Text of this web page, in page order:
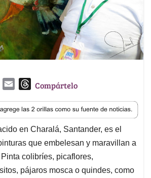
n
a
i
l
T
r
e
a
d
s
Compártelo
en Charalá, Santander, es el
que embelesan y maravillan a
colibríes, picaflores,
pájaros mosca o quindes, como